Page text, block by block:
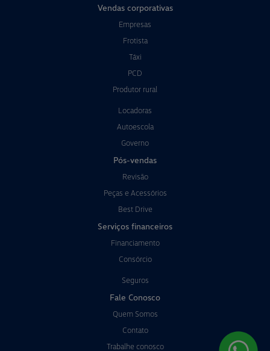
Vendas corporativas
Empresas
Frotista
Táxi
PCD
Produtor rural
Locadoras
Autoescola
Governo
Pós-vendas
Revisão
Peças e Acessórios
Best Drive
Serviços financeiros
Financiamento
Consórcio
Seguros
Fale Conosco
Quem Somos
Contato
Trabalhe conosco